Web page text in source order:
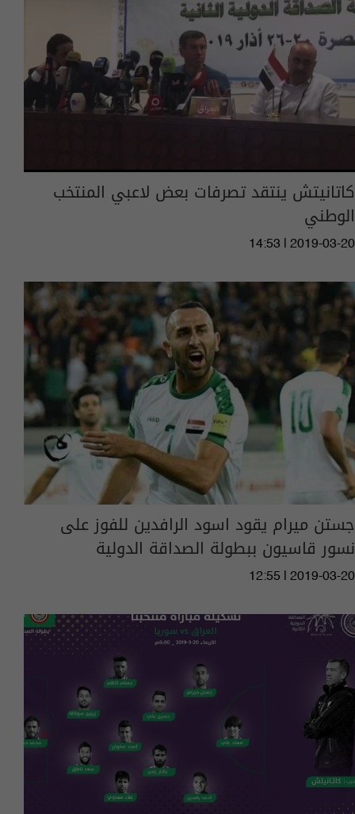
كاتانيتش ينتقد تصرفات بعض لاعبي المنتخب
الوطني
14:53 | 2019-03-20
جستن ميرام يقود اسود الرافدين للفوز على
نسور قاسيون ببطولة الصداقة الدولية
12:55 | 2019-03-20